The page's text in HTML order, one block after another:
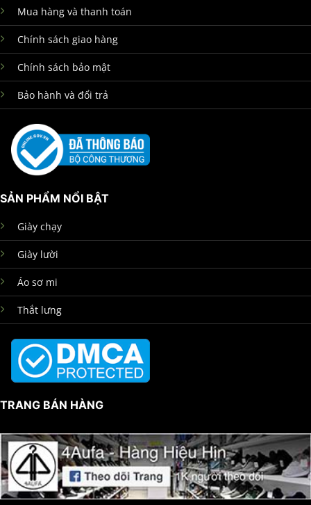
Mua hàng và thanh toán
Chính sách giao hàng
Chính sách bảo mật
Bảo hành và đổi trả
SẢN PHẨM NỔI BẬT
Giày chạy
Giày lười
Áo sơ mi
Thắt lưng
TRANG BÁN HÀNG